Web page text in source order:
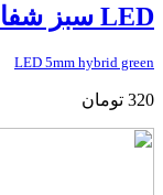
LED سبز شفاف 5MM
LED 5mm hybrid green
320 تومان